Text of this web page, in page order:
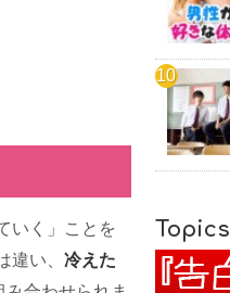
いく」ことを
い、 冷えた
Topics